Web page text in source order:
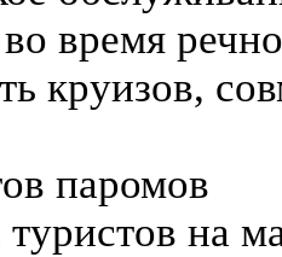
время
круизов,
паромов
на